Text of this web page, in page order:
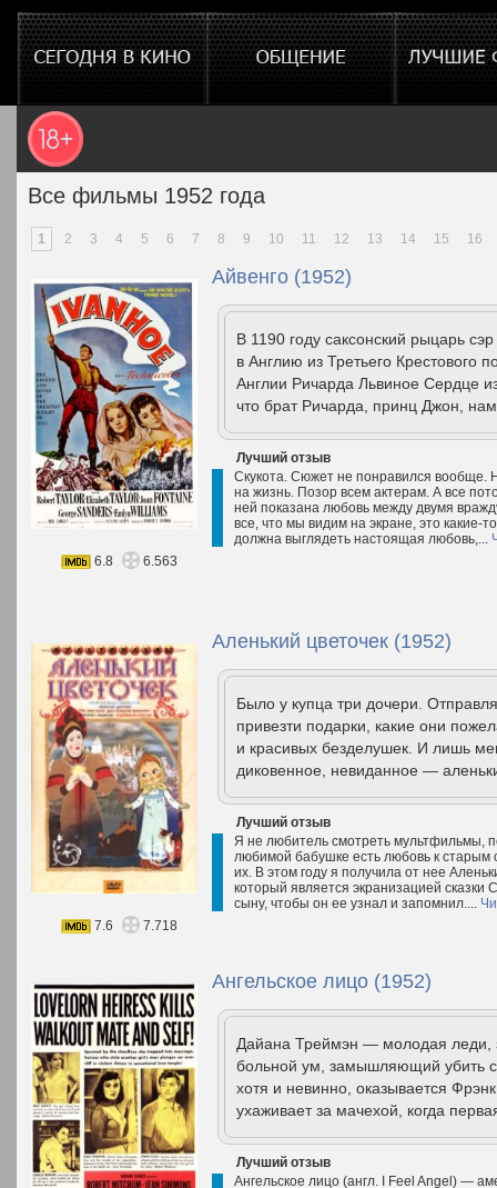
Все фильмы 1952 года
1 2 3 4 5 6 7 8 9 10 11 12 13 14 15 16
Айвенго (1952)
В 1190 году саксонский рыцарь
в Англию из Третьего Крестового
Англии Ричарда Львиное Сердце
что брат Ричарда, принц Джон,
Лучший отзыв
Скукота. Сюжет не понравился вообще.
на жизнь. Позор всем актерам. А все
ней показана любовь между двумя
все, что мы видим на экране, это какие-
должна выглядеть настоящая любовь,...
6.8
6.563
Аленький цветочек (1952)
Было у купца три дочери.
привезти подарки, какие они
и красивых безделушек. И лишь
диковенное, невиданное —
Лучший отзыв
Я не любитель смотреть мультфильмы,
любимой бабушке есть любовь к
их. В этом году я получила от нее
который является экранизацией сказки
сыну, чтобы он ее узнал и запомнил....
7.6
7.718
Ангельское лицо (1952)
Дайана Треймэн — молодая леди,
больной ум, замышляющий убить
хотя и невинно, оказывается
ухаживает за мачехой, когда
Лучший отзыв
Ангельское лицо (англ. I Feel Angel) —